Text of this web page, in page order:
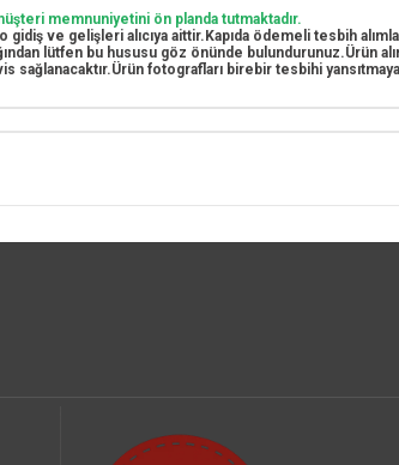
memnuniyetini ön planda tutmaktadır.
ve gelişleri alıcıya aittir.Kapıda ödemeli tesbih
lütfen bu hususu göz önünde bulundurunuz.Ürün
sağlanacaktır.Ürün fotografları birebir tesbihi